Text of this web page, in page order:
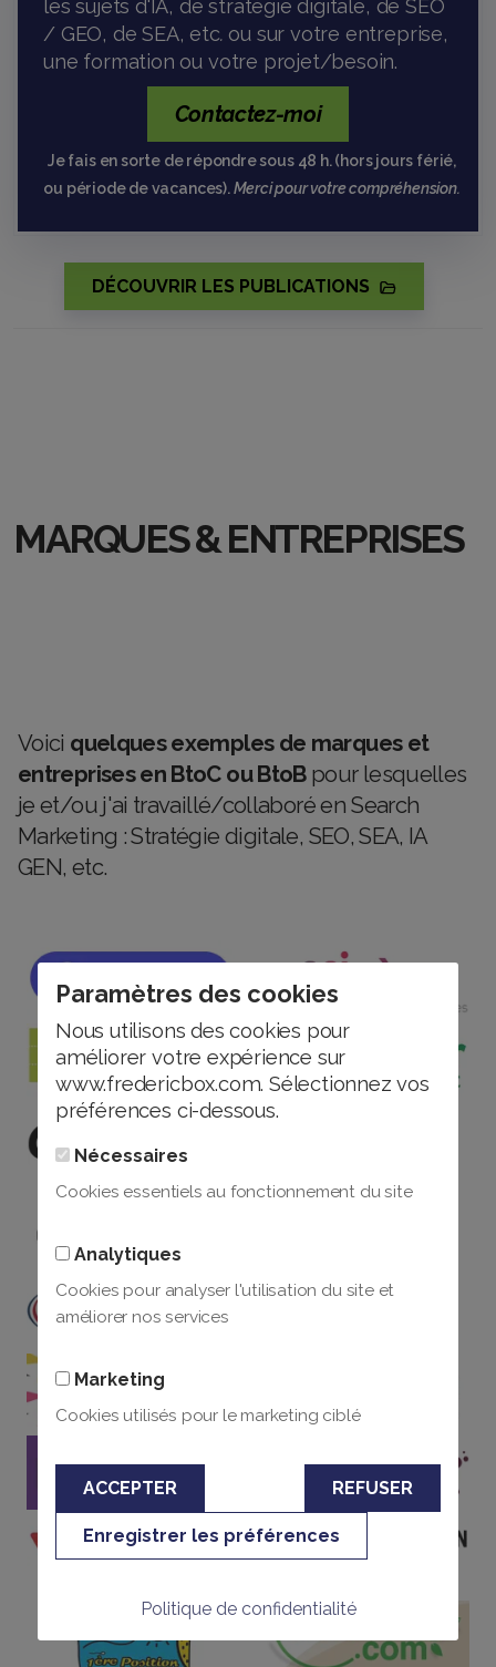
les sujets d'IA, de stratégie digitale, de SEO
/ GEO, de SEA, etc. ou sur votre entreprise,
une formation ou votre projet/besoin.
Contactez-moi
Je fais en sorte de répondre sous 48 h. (hors jours férié,
ou période de vacances).Merci pour votre compréhension.
DÉCOUVRIR LES PUBLICATIONS
MARQUES & ENTREPRISES
Voici quelques exemples de marques et
entreprises en BtoC ou BtoBpour lesquelles
je et/ou j'ai travaillé/collaboré en Search
Marketing : Stratégie digitale, SEO, SEA, IA
GEN, etc.
Paramètres des cookies
Nous utilisons des cookies pour
améliorer votre expérience sur
www.fredericbox.com. Sélectionnez vos
préférences ci-dessous.
Nécessaires
Cookies essentiels au fonctionnement du site
Analytiques
Cookies pour analyser l'utilisation du site et
améliorer nos services
Marketing
Cookies utilisés pour le marketing ciblé
ACCEPTER REFUSER
Enregistrer les préférences
Politique de confidentialité